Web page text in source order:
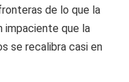
de lo que la
impaciente que la
se recalibra casi en